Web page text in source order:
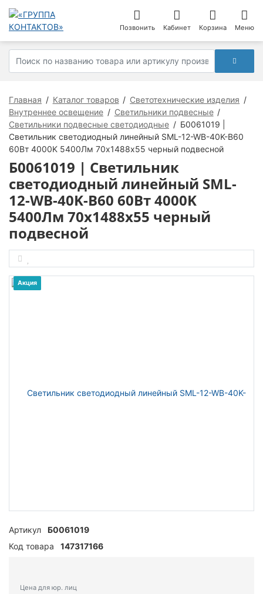
Позвонить Кабинет Корзина Меню
Главная Каталог товаров
Светотехнические изделия
Внутреннее освещение
Светильники подвесные
Светильники подвесные светодиодные
Б0061019 |
Светильник светодиодный линейный SML-12-WB-40K-В60
60Вт 4000K 5400Лм 70х1488х55 черный подвесной
Б0061019 | Светильник
светодиодный линейный SML-
12-WB-40K-В60 60Вт 4000K
5400Лм 70х1488х55 черный
подвесной
Акция
Артикул
Б0061019
Код товара
147317166
Цена для юр. лиц